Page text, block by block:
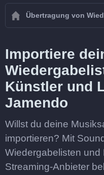
Übertragung von
Importiere
Künstler und
Jamendo
Willst du deine
importieren? Mit
Wiedergabelisten und
Streaming-Anbieter